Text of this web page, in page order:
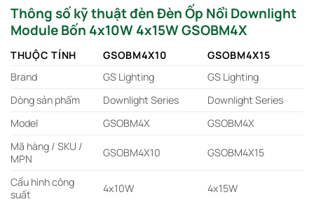
Thông số kỹ thuật đèn Đèn Ốp Nổi Downlight
Module Bốn 4x10W 4x15W GSOBM4X
THUỘC TÍNH GSOBM4X10
GSOBM4X15
Brand
GS Lighting
GS Lighting
Dòng sản phẩm
Downlight Series
Downlight Series
Model
GSOBM4X
GSOBM4X
Mã hàng / SKU /
MPN
GSOBM4X10 GSOBM4X15
Cấu hình công
suất
4x10W 4x15W